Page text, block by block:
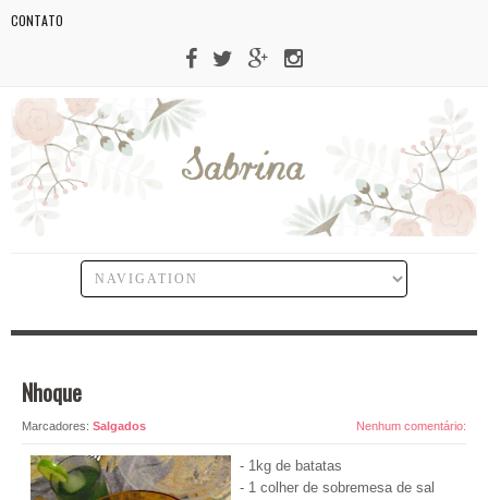
CONTATO
Nhoque
Nenhum comentário:
Marcadores: Salgados
- 1kg de batatas
- 1 colher de sobremesa de sal